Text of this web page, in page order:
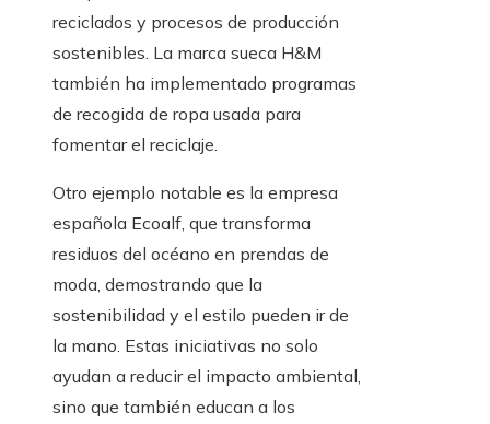
reciclados y procesos de producción
sostenibles. La marca sueca H&M
también ha implementado programas
de recogida de ropa usada para
fomentar el reciclaje.
Otro ejemplo notable es la empresa
española Ecoalf, que transforma
residuos del océano en prendas de
moda, demostrando que la
sostenibilidad y el estilo pueden ir de
la mano. Estas iniciativas no solo
ayudan a reducir el impacto ambiental,
sino que también educan a los